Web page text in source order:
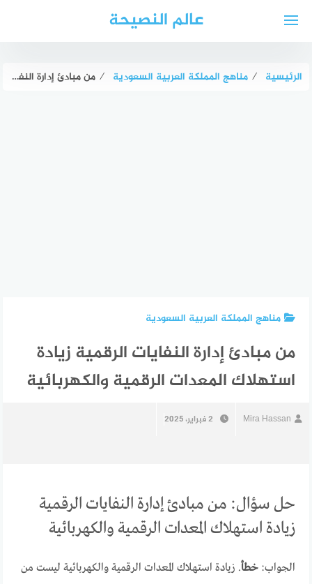
عالم النصيحة
الرئيسية ⁄ مناهج المملكة العربية السعودية ⁄ من مبادئ إدارة النفايات الرقمية زيادة استهلاك المعدات الرقمية والكهربائية
مناهج المملكة العربية السعودية
من مبادئ إدارة النفايات الرقمية زيادة
استهلاك المعدات الرقمية والكهربائية
Mira Hassan 2 فبراير، 2025
حل سؤال: من مبادئ إدارة النفايات الرقمية
زيادة استهلاك المعدات الرقمية والكهربائية
الجواب:خطأ. زيادة استهلاك المعدات الرقمية والكهربائية ليست من